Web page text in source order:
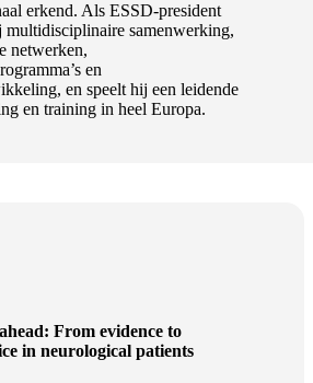
erkend. Als ESSD-president
multidisciplinaire samenwerking,
netwerken,
en
en speelt hij een leidende
en training in heel Europa.
From evidence to
in neurological patients